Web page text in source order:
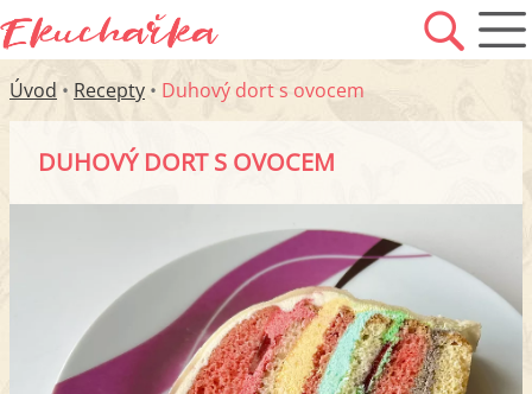
Úvod • Recepty • Duhový dort s ovocem
DUHOVÝ DORT S OVOCEM